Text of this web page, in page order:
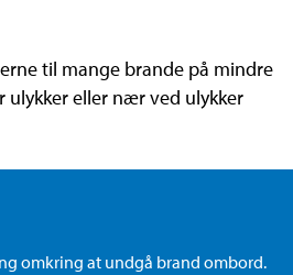
til mange brande på mindre
ulykker eller nær ved ulykker
omkring at undgå brand ombord.